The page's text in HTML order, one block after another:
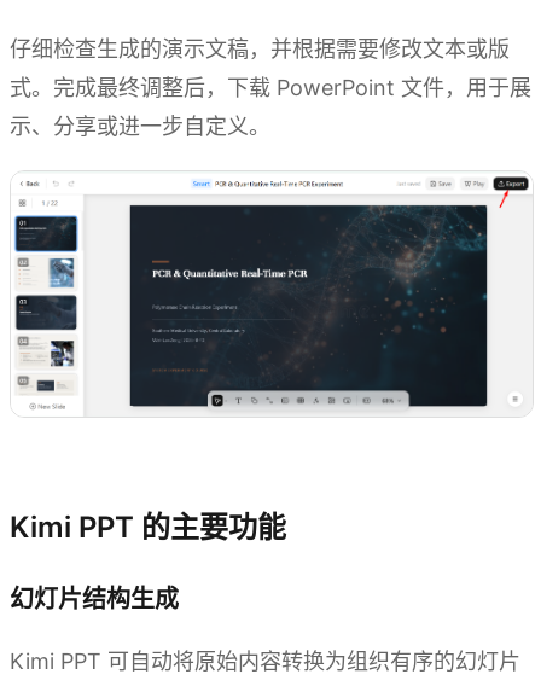
仔细检查生成的演示文稿，并根据需要修改文本或版
式。完成最终调整后，下载 PowerPoint 文件，用于展
示、分享或进一步自定义。
Kimi PPT 的主要功能
幻灯片结构生成
Kimi PPT 可自动将原始内容转换为组织有序的幻灯片